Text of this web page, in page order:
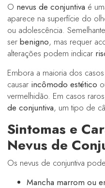
O nevus de conjuntiva é
aparece na superfície do
ou adolescência.
ser benigno, mas requer
alterações podem indicar
Embora a maioria dos
causar incômodo estético
vermelhidão. Em casos
de conjuntiva, um tipo de
Sintomas e
Nevus de
Os nevus de conjuntiva
Mancha marrom ou